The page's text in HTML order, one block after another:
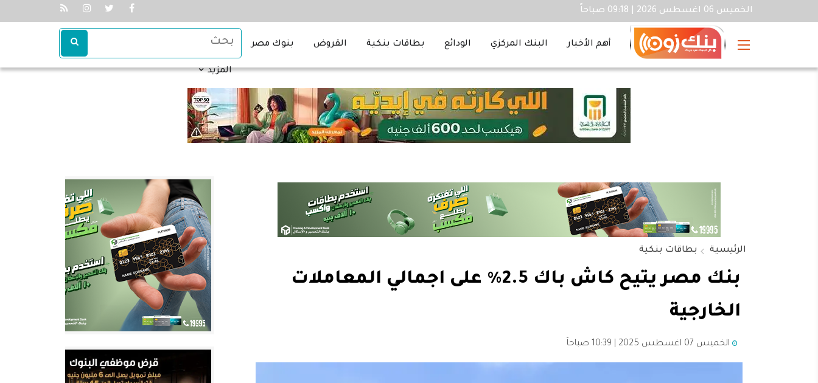
الخميس 06 اغسطس 2026 | 09:18 صباحاً
أهم الأخبار البنك المركزي الودائع بطاقات بنكية القروض بنوك مصر
المزيد
الرئيسية بطاقات بنكية
بنك مصر يتيح كاش باك 2.5% على اجمالي المعاملات
الخارجية
الخميس 07 اغسطس 2025 | 10:39 صباحاً